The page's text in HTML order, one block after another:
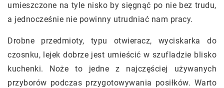
umieszczone na tyle nisko by sięgnąć po nie bez trudu,
a jednocześnie nie powinny utrudniać nam pracy.
Drobne przedmioty, typu otwieracz, wyciskarka do
czosnku, lejek dobrze jest umieścić w szufladzie blisko
kuchenki. Noże to jedne z najczęściej używanych
przyborów podczas przygotowywania posiłków. Warto